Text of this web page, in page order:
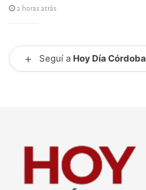
2 horas atrás
+ Seguí a Hoy Día Córdoba